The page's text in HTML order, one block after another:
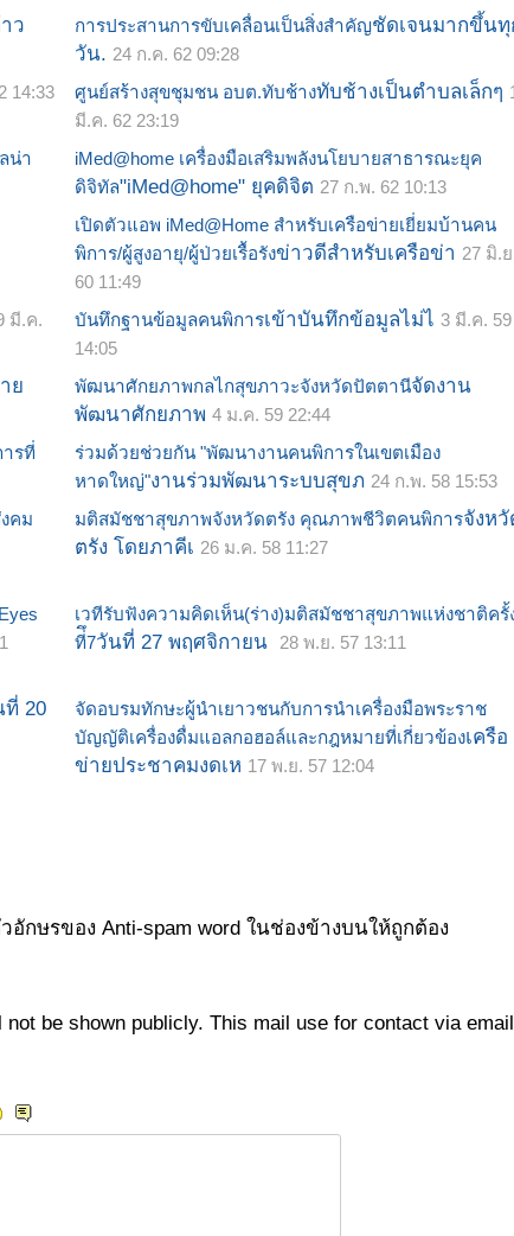
ว
การประสานการขับเคลื่อนเป็นสิ่งสำคัญชัดเจนมากขึ้นทุ
วัน. 24 ก.ค. 62 09:28
14:33 ศูนย์สร้างสุขชุมชน อบต.ทับช้างทับช้างเป็นตำบลเล็กๆ
มี.ค. 62 23:19
น่า
iMed@home เครื่องมือเสริมพลังนโยบายสาธารณะยุค
ดิจิทัล"iMed@home" ยุคดิจิต 27 ก.พ. 62 10:13
เปิดตัวแอพ iMed@Home สำหรับเครือข่ายเยี่ยมบ้านคน
พิการ/ผู้สูงอายุ/ผู้ป่วยเรื้อรังข่าวดีสำหรับเครือข่า 27 มิ.
60 11:49
มี.ค.
บันทึกฐานข้อมูลคนพิการเข้าบันทึกข้อมูลไม่ไ 3 มี.ค. 59
14:05
ย
พัฒนาศักยภาพกลไกสุขภาวะจังหวัดปัตตานีจัดงาน
พัฒนาศักยภาพ 4 ม.ค. 59 22:44
รที่
ร่วมด้วยช่วยกัน "พัฒนางานคนพิการในเขตเมือง
หาดใหญ่"งานร่วมพัฒนาระบบสุขภ 24 ก.พ. 58 15:53
คม
มติสมัชชาสุขภาพจังหวัดตรัง คุณภาพชีวิตคนพิการจังหวั
ตรัง โดยภาคีเ 26 ม.ค. 58 11:27
เวทีรับฟังความคิดเห็น(ร่าง)มติสมัชชาสุขภาพแห่งชาติครั้
ที่ึ7วันที่ 27 พฤศจิกายน 28 พ.ย. 57 13:11
ที่ 20
จัดอบรมทักษะผู้นำเยาวชนกับการนำเครื่องมือพระราช
บัญญัติเครื่องดื่มแอลกอฮอล์และกฎหมายที่เกี่ยวข้องเครือ
ข่ายประชาคมงดเห 17 พ.ย. 57 12:04
กษรของ Anti-spam word ในช่องข้างบนให้ถูกต้อง
be shown publicly. This mail use for contact via